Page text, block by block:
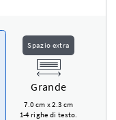
Spazio extra
Grande
7.0 cm x2.3 cm
1-4 righe di testo.